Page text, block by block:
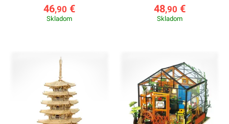
46,90 €
Skladom
48,90 €
Skladom